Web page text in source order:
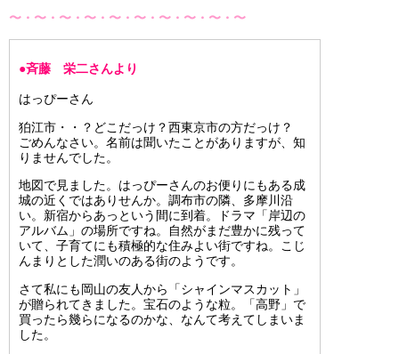
〜・〜・〜・〜・〜・〜・〜・〜・〜・〜
●斉藤 栄二さんより
はっぴーさん
狛江市・・？どこだっけ？西東京市の方だっけ？
ごめんなさい。名前は聞いたことがありますが、知
りませんでした。
地図で見ました。はっぴーさんのお便りにもある成
城の近くではありせんか。調布市の隣、多摩川沿
い。新宿からあっという間に到着。ドラマ「岸辺の
アルバム」の場所ですね。自然がまだ豊かに残って
いて、子育てにも積極的な住みよい街ですね。こじ
んまりとした潤いのある街のようです。
さて私にも岡山の友人から「シャインマスカット」
が贈られてきました。宝石のような粒。「高野」で
買ったら幾らになるのかな、なんて考えてしまいま
した。